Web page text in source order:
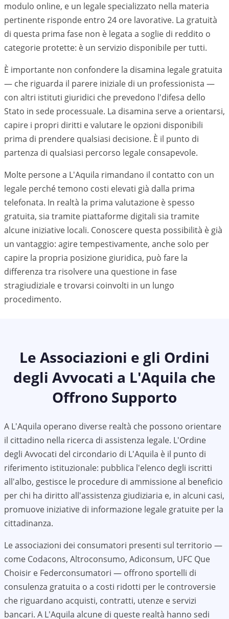
modulo online, e un legale specializzato nella materia
pertinente risponde entro 24 ore lavorative. La gratuità
di questa prima fase non è legata a soglie di reddito o
categorie protette: è un servizio disponibile per tutti.
È importante non confondere la disamina legale gratuita
— che riguarda il parere iniziale di un professionista —
con altri istituti giuridici che prevedono l'difesa dello
Stato in sede processuale. La disamina serve a orientarsi,
capire i propri diritti e valutare le opzioni disponibili
prima di prendere qualsiasi decisione. È il punto di
partenza di qualsiasi percorso legale consapevole.
Molte persone a L'Aquila rimandano il contatto con un
legale perché temono costi elevati già dalla prima
telefonata. In realtà la prima valutazione è spesso
gratuita, sia tramite piattaforme digitali sia tramite
alcune iniziative locali. Conoscere questa possibilità è già
un vantaggio: agire tempestivamente, anche solo per
capire la propria posizione giuridica, può fare la
differenza tra risolvere una questione in fase
stragiudiziale e trovarsi coinvolti in un lungo
procedimento.
Le Associazioni e gli Ordini
degli Avvocati a L'Aquila che
Offrono Supporto
A L'Aquila operano diverse realtà che possono orientare
il cittadino nella ricerca di assistenza legale. L'Ordine
degli Avvocati del circondario di L'Aquila è il punto di
riferimento istituzionale: pubblica l'elenco degli iscritti
all'albo, gestisce le procedure di ammissione al beneficio
per chi ha diritto all'assistenza giudiziaria e, in alcuni casi,
promuove iniziative di informazione legale gratuite per la
cittadinanza.
Le associazioni dei consumatori presenti sul territorio —
come Codacons, Altroconsumo, Adiconsum, UFC Que
Choisir e Federconsumatori — offrono sportelli di
consulenza gratuita o a costi ridotti per le controversie
che riguardano acquisti, contratti, utenze e servizi
bancari. A L'Aquila alcune di queste realtà hanno sedi